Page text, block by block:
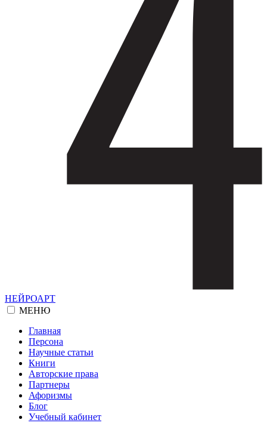
НЕЙРОАРТ
МЕНЮ
Главная
Персона
Научные статьи
Книги
Авторские права
Партнеры
Афоризмы
Блог
Учебный кабинет